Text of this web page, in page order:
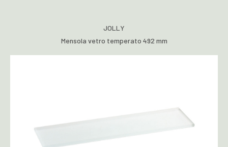
JOLLY
Mensola vetro temperato 492 mm